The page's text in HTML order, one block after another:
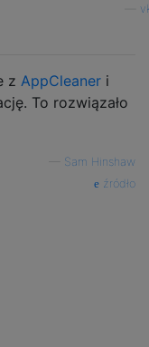
z AppCleaner i
To rozwiązało
Sam Hinshaw
źródło